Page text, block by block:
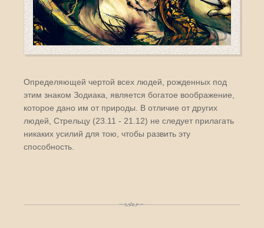
Определяющей чертой всех людей, рожденных под
этим знаком Зодиака, является богатое воображение,
которое дано им от природы. В отличие от других
людей, Стрельцу (23.11 - 21.12) не следует прилагать
никаких усилий для тою, чтобы развить эту
способность.